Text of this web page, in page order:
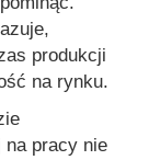
produkcji
na rynku.
na pracy nie